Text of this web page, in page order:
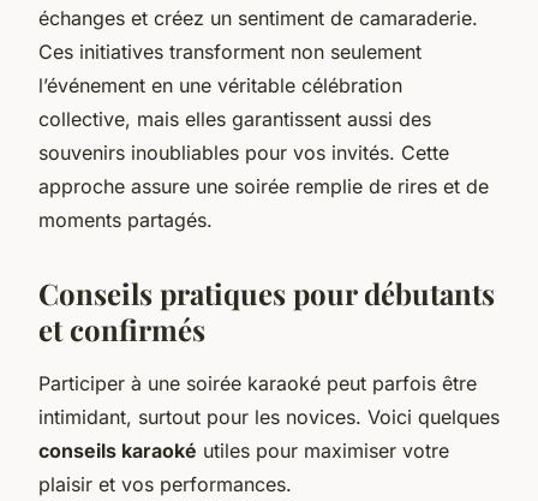
échanges et créez un sentiment de camaraderie.
Ces initiatives transforment non seulement
l’événement en une véritable célébration
collective, mais elles garantissent aussi des
souvenirs inoubliables pour vos invités. Cette
approche assure une soirée remplie de rires et de
moments partagés.
Conseils pratiques pour débutants
et confirmés
Participer à une soirée karaoké peut parfois être
intimidant, surtout pour les novices. Voici quelques
conseils karaoké utiles pour maximiser votre
plaisir et vos performances.